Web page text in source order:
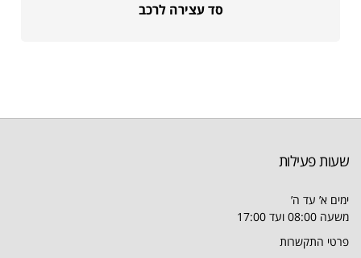
סד עצירה לרכב
שעות פעילות
ימים א’ עד ה’
משעה 08:00 ועד 17:00
פרטי התקשרות